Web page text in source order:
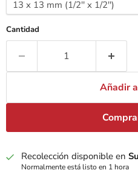
Cantidad
Añadir
Recolección disponible en
Normalmente está listo en 1 hora